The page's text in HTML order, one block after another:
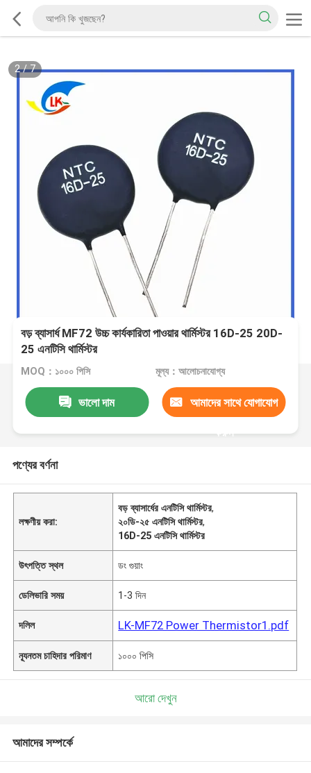
2/7
বড় ব্যাসার্ধ MF72 উচ্চ কার্যকারিতা পাওয়ার থার্মিস্টর 16D-25 20D-
25 এনটিসি থার্মিস্টর
MOQ：১০০০ পিসি মূল্য：আলোচনাযোগ্য
ভালো দাম আমাদের সাথে যোগাযোগ
করুন
পণ্যের বর্ণনা
লক্ষণীয় করা:
বড় ব্যাসার্ধের এনটিসি থার্মিস্টর,
২০ডি-২৫ এনটিসি থার্মিস্টর,
16D-25 এনটিসি থার্মিস্টর
উৎপত্তি স্থল ডং গুয়াং
ডেলিভারি সময় 1-3 দিন
দলিল LK-MF72 Power Thermistor1.pdf
ন্যূনতম চাহিদার পরিমাণ ১০০০ পিসি
আরো দেখুন
আমাদের সম্পর্কে